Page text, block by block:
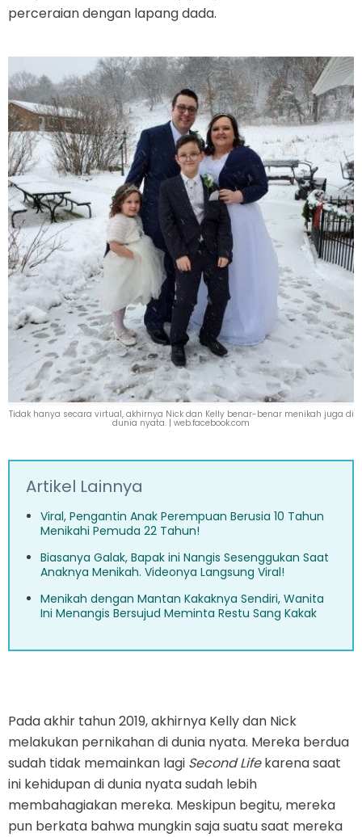
perceraian dengan lapang dada.
Tidak hanya secara virtual, akhirnya Nick dan Kelly benar-benar menikah juga di
dunia nyata. | web.facebook.com
Artikel Lainnya
Viral, Pengantin Anak Perempuan Berusia 10 Tahun
Menikahi Pemuda 22 Tahun!
Biasanya Galak, Bapak ini Nangis Sesenggukan Saat
Anaknya Menikah. Videonya Langsung Viral!
Menikah dengan Mantan Kakaknya Sendiri, Wanita
Ini Menangis Bersujud Meminta Restu Sang Kakak
Pada akhir tahun 2019, akhirnya Kelly dan Nick
melakukan pernikahan di dunia nyata. Mereka berdua
sudah tidak memainkan lagi Second Lifekarena saat
ini kehidupan di dunia nyata sudah lebih
membahagiakan mereka. Meskipun begitu, mereka
pun berkata bahwa mungkin saja suatu saat mereka